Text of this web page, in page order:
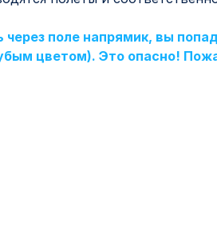
поле напрямик, вы
цветом). Это опасно!